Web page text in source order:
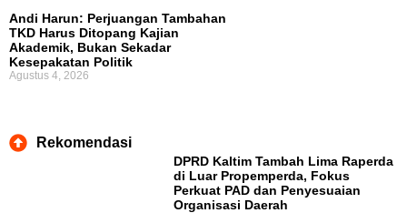
Andi Harun: Perjuangan Tambahan
TKD Harus Ditopang Kajian
Akademik, Bukan Sekadar
Kesepakatan Politik
Agustus 4, 2026
Rekomendasi
DPRD Kaltim Tambah Lima Raperda
di Luar Propemperda, Fokus
Perkuat PAD dan Penyesuaian
Organisasi Daerah